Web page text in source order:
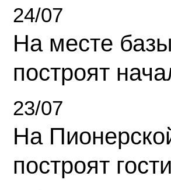
24/07
На месте
построят
23/07
На
построят